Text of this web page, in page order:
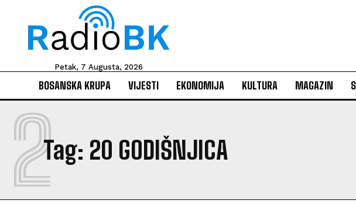
Petak, 7 Augusta, 2026
BOSANSKA KRUPA VIJESTI EKONOMIJA KULTURA MAGAZIN
Tag: 20 GODIŠNJICA
2